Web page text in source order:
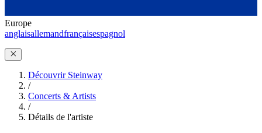
Europe
anglaisallemandfrançaisespagnol
Découvrir Steinway
/
Concerts & Artists
/
Détails de l'artiste